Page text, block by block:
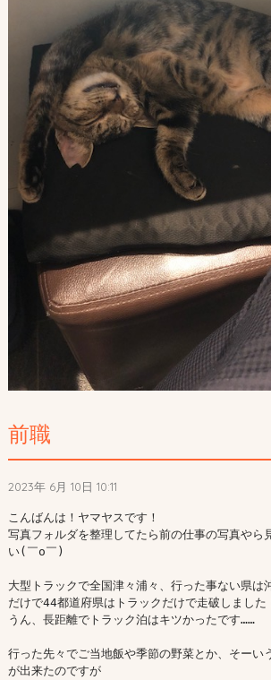
前職
2023年 6月 10日 10:11
こんばんは！ヤマヤスです！
写真フォルダを整理してたら前の仕事の写真やら
い(￣o￣)
大型トラックで全国津々浦々、行った事ない県は
だけで44都道府県はトラックだけで走破しました
うん、長距離でトラック泊はキツかったです……
行った先々でご当地飯や季節の野菜とか、そーい
が出来たのですが